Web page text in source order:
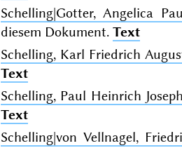
Schelling|Gotter, Angelica
diesem Dokument. Text
Schelling, Karl Friedrich
Text
Schelling, Paul Heinrich
Text
Schelling|von Vellnagel,